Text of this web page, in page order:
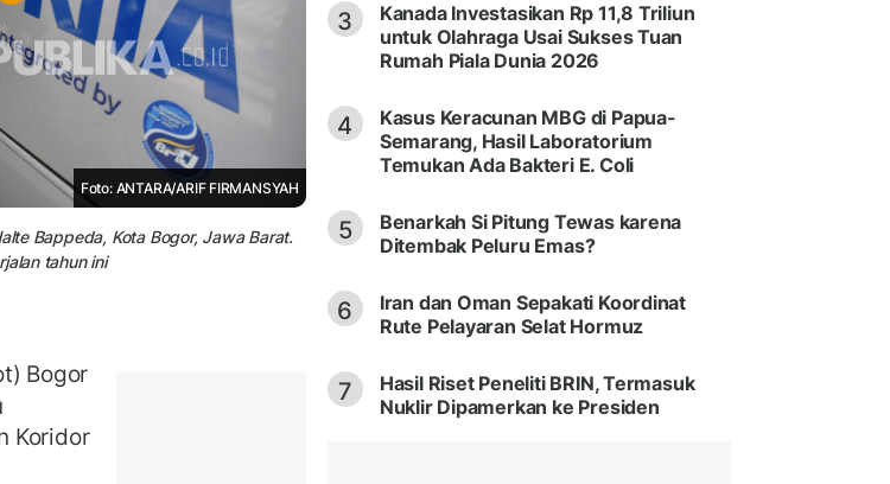
Foto: ANTARA/ARIF FIRMANSYAH
Bappeda, Kota Bogor, Jawa Barat.
tahun ini
Bogor
Koridor
3
Kanada Investasikan Rp 11,8 Triliun
untuk Olahraga Usai Sukses Tuan
Rumah Piala Dunia 2026
4
Kasus Keracunan MBG di Papua-
Semarang, Hasil Laboratorium
Temukan Ada Bakteri E. Coli
5
Benarkah Si Pitung Tewas karena
Ditembak Peluru Emas?
6
Iran dan Oman Sepakati Koordinat
Rute Pelayaran Selat Hormuz
7
Hasil Riset Peneliti BRIN, Termasuk
Nuklir Dipamerkan ke Presiden